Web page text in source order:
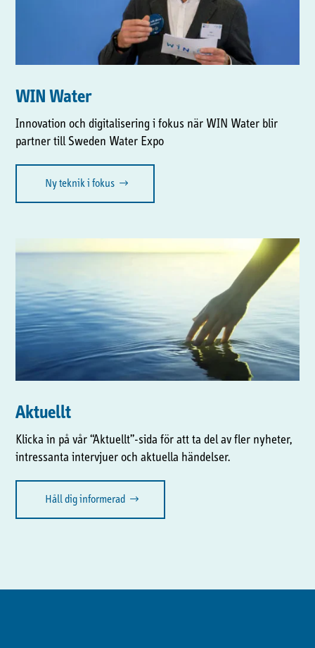
WIN Water
Innovation och digitalisering i fokus när WIN Water blir
partner till Sweden Water Expo
Ny teknik i fokus
Aktuellt
Klicka in på vår “Aktuellt”-sida för att ta del av fler nyheter,
intressanta intervjuer och aktuella händelser.
Håll dig informerad